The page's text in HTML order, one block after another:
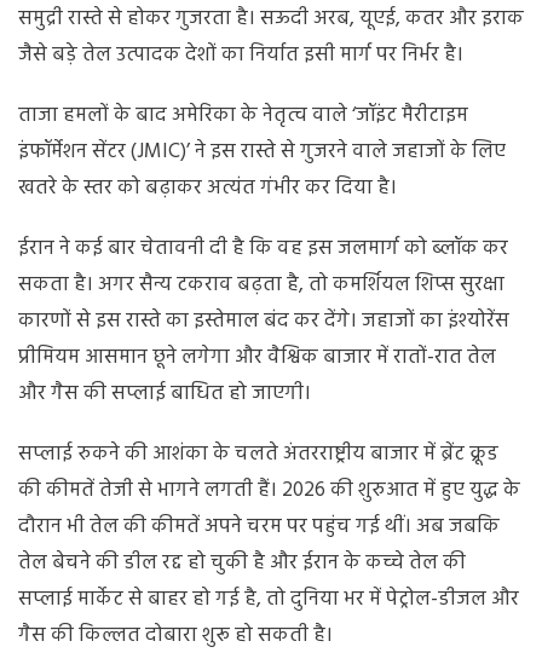
समुद्री रास्ते से होकर गुजरता है। सऊदी अरब, यूएई, कतर और इराक
जैसे बड़े तेल उत्पादक देशों का निर्यात इसी मार्ग पर निर्भर है।
ताजा हमलों के बाद अमेरिका के नेतृत्व वाले ‘जॉइंट मैरीटाइम
इंफॉर्मेशन सेंटर (JMIC)’ ने इस रास्ते से गुजरने वाले जहाजों के लिए
खतरे के स्तर को बढ़ाकर अत्यंत गंभीर कर दिया है।
ईरान ने कई बार चेतावनी दी है कि वह इस जलमार्ग को ब्लॉक कर
सकता है। अगर सैन्य टकराव बढ़ता है, तो कमर्शियल शिप्स सुरक्षा
कारणों से इस रास्ते का इस्तेमाल बंद कर देंगे। जहाजों का इंश्योरेंस
प्रीमियम आसमान छूने लगेगा और वैश्विक बाजार में रातों-रात तेल
और गैस की सप्लाई बाधित हो जाएगी।
सप्लाई रुकने की आशंका के चलते अंतरराष्ट्रीय बाजार में ब्रेंट क्रूड
की कीमतें तेजी से भागने लगती हैं। 2026 की शुरुआत में हुए युद्ध के
दौरान भी तेल की कीमतें अपने चरम पर पहुंच गई थीं। अब जबकि
तेल बेचने की डील रद्द हो चुकी है और ईरान के कच्चे तेल की
सप्लाई मार्केट से बाहर हो गई है, तो दुनिया भर में पेट्रोल-डीजल और
गैस की किल्लत दोबारा शुरू हो सकती है।